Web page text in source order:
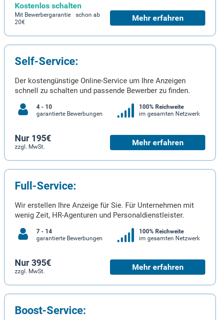
Kostenlos schalten
Mit Bewerbergarantie schon ab
20€
Mehr erfahren
Self-Service:
Der kostengünstige Online-Service um Ihre Anzeigen
schnell zu schalten und passende Bewerber zu finden.
4 - 10
garantierte Bewerbungen
100% Reichweite
im gesamten Netzwerk
Nur 195€
zzgl. MwSt. Mehr erfahren
Full-Service:
Wir erstellen Ihre Anzeige für Sie. Für Unternehmen mit
wenig Zeit, HR-Agenturen und Personaldienstleister.
7 - 14
garantierte Bewerbungen
100% Reichweite
im gesamten Netzwerk
Nur 395€
zzgl. MwSt. Mehr erfahren
Boost-Service: